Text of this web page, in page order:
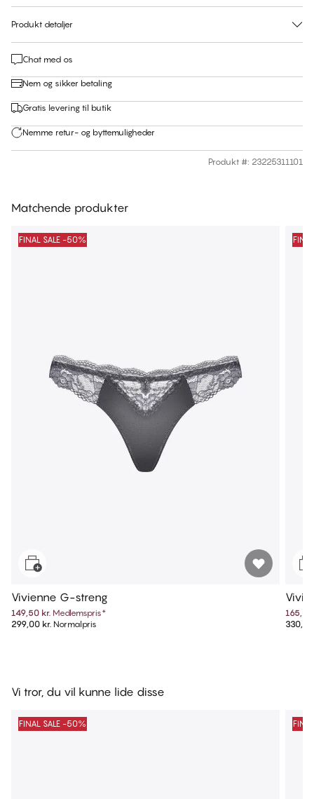
Produkt detaljer
Chat med os
Nem og sikker betaling
Gratis levering til butik
Nemme retur- og byttemuligheder
Produkt #: 23225311101
Matchende produkter
FINAL SALE -50%
Vivienne G-streng
149,50 kr. Medlemspris*
299,00 kr. Normalpris
Vi tror, du vil kunne lide disse
FINAL SALE -50%